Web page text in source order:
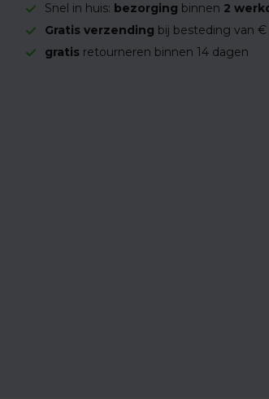
Snel in huis: bezorging binnen 2
Gratis verzending bij besteding van €
gratis retourneren binnen 14 dagen